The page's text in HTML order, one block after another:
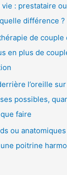
: prestataire ou
différence ?
de couple
en plus de
l’oreille sur
possibles,
faire
ou
poitrine